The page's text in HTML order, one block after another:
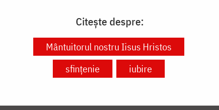
Citește despre:
Mântuitorul nostru Iisus Hristos
sfințenie
iubire